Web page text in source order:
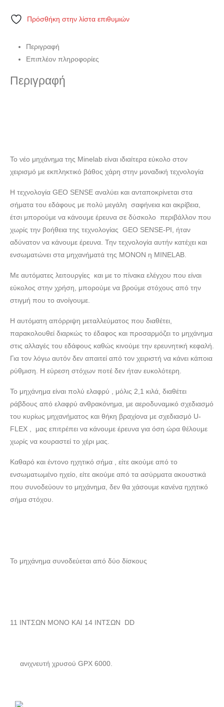
Πρόσθήκη στην λίστα επιθυμιών
Περιγραφή
Επιπλέον πληροφορίες
Περιγραφή
Το νέο μηχάνημα της Minelab είναι ιδιαίτερα εύκολο στον
χειρισμό με εκπληκτικό βάθος χάρη στην μοναδική τεχνολογία
H τεχνολογία GEO SENSE αναλύει και ανταποκρίνεται στα
σήματα του εδάφους με πολύ μεγάλη σαφήνεια και ακρίβεια,
έτσι μπορούμε να κάνουμε έρευνα σε δύσκολο περιβάλλον που
χωρίς την βοήθεια της τεχνολογίας GEO SENSE-PI, ήταν
αδύνατον να κάνουμε έρευνα. Την τεχνολογία αυτήν κατέχει και
ενσωματώνει στα μηχανήματά της ΜΟΝΟΝ η MINELAB.
Με αυτόματες λειτουργίες και με το πίνακα ελέγχου που είναι
εύκολος στην χρήση, μπορούμε να βρούμε στόχους από την
στιγμή που το ανοίγουμε.
Η αυτόματη απόρριψη μεταλλεύματος που διαθέτει,
παρακολουθεί διαρκώς το έδαφος και προσαρμόζει το μηχάνημα
στις αλλαγές του εδάφους καθώς κινούμε την ερευνητική κεφαλή.
Για τον λόγω αυτόν δεν απαιτεί από τον χειριστή να κάνει κάποια
ρύθμιση. Η εύρεση στόχων ποτέ δεν ήταν ευκολότερη.
Το μηχάνημα είναι πολύ ελαφρύ , μόλις 2,1 κιλά, διαθέτει
ράβδους από ελαφρύ ανθρακόνημα, με αεροδυναμικό σχεδιασμό
του κυρίως μηχανήματος και θήκη βραχίονα με σχεδιασμό U-
FLEX , μας επιτρέπει να κάνουμε έρευνα για όση ώρα θέλουμε
χωρίς να κουραστεί το χέρι μας.
Καθαρό και έντονο ηχητικό σήμα , είτε ακούμε από το
ενσωματωμένο ηχείο, είτε ακούμε από τα ασύρματα ακουστικά
που συνοδεύουν το μηχάνημα, δεν θα χάσουμε κανένα ηχητικό
σήμα στόχου.
To μηχάνημα συνοδεύεται από δύο δίσκους
11 ΙΝΤΣΩΝ ΜΟΝΟ ΚΑΙ 14 ΙΝΤΣΩΝ DD
ανιχνευτή χρυσού GPX 6000.